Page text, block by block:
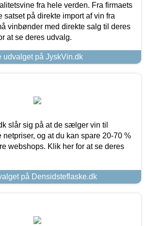
fra hele verden. Fra firmaets
satset på direkte import af vin fra
vinbønder med direkte salg til deres
at se deres udvalg.
udvalget på JyskVin.dk
slår sig på at de sælger vin til
netpriser, og at du kan spare 20-70 %
webshops. Klik her for at se deres
på Densidsteflaske.dk